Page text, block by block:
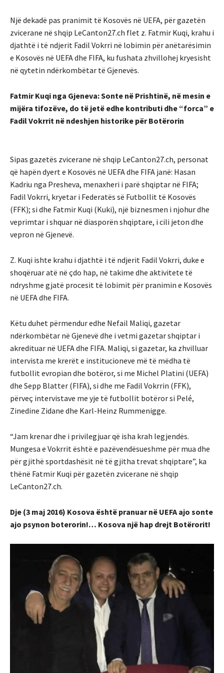
Një dekadë pas pranimit të Kosovës në UEFA, për gazetën
zvicerane në shqip LeCanton27.ch flet z. Fatmir Kuqi, krahu i
djathtë i të ndjerit Fadil Vokrri në lobimin për anëtarësimin
e Kosovës në UEFA dhe FIFA, ku fushata zhvillohej kryesisht
në qytetin ndërkombëtar të Gjenevës.
Fatmir Kuqi nga Gjeneva: Sonte në Prishtinë, në mesin e
mijëra tifozëve, do të jetë edhe kontributi dhe “forca” e
Fadil Vokrrit në ndeshjen historike për Botërorin
Sipas gazetës zvicerane në shqip LeCanton27.ch, personat
që hapën dyert e Kosovës në UEFA dhe FIFA janë: Hasan
Kadriu nga Presheva, menaxheri i parë shqiptar në FIFA;
Fadil Vokrri, kryetar i Federatës së Futbollit të Kosovës
(FFK); si dhe Fatmir Kuqi (Kuki), një biznesmen i njohur dhe
veprimtar i shquar në diasporën shqiptare, i cili jeton dhe
vepron në Gjenevë.
Z. Kuqi ishte krahu i djathtë i të ndjerit Fadil Vokrri, duke e
shoqëruar atë në çdo hap, në takime dhe aktivitete të
ndryshme gjatë procesit të lobimit për pranimin e Kosovës
në UEFA dhe FIFA.
Këtu duhet përmendur edhe Nefail Maliqi, gazetar
ndërkombëtar në Gjenevë dhe i vetmi gazetar shqiptar i
akredituar në UEFA dhe FIFA. Maliqi, si gazetar, ka zhvilluar
intervista me krerët e institucioneve më të mëdha të
futbollit evropian dhe botëror, si me Michel Platini (UEFA)
dhe Sepp Blatter (FIFA), si dhe me Fadil Vokrrin (FFK),
përveç intervistave me yje të futbollit botëror si Pelé,
Zinedine Zidane dhe Karl-Heinz Rummenigge.
“Jam krenar dhe i privilegjuar që isha krah legjendës.
Mungesa e Vokrrit është e pazëvendësueshme për mua dhe
për gjithë sportdashësit në të gjitha trevat shqiptare”, ka
thënë Fatmir Kuqi për gazetën zvicerane në shqip
LeCanton27.ch.
Dje (3 maj 2016) Kosova është pranuar në UEFA ajo sonte
ajo psynon boterorin!… Kosova një hap drejt Botërorit!